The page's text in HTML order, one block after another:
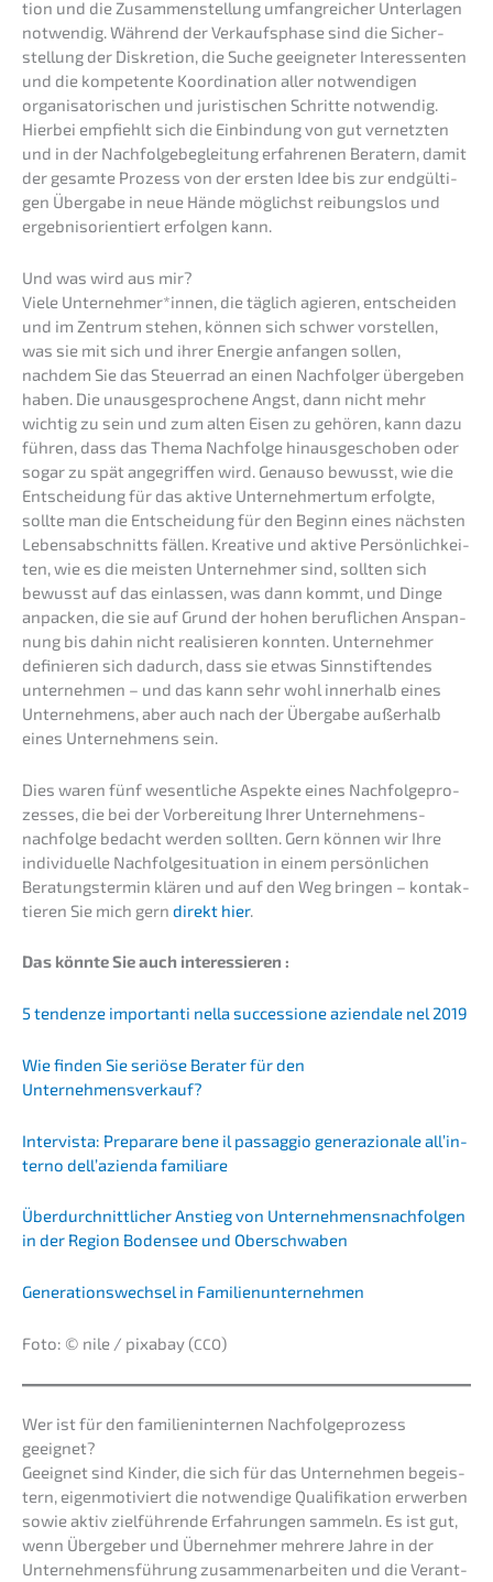
ti­on und die Zusam­men­stel­lung umfang­rei­cher Unter­la­gen
notwen­dig. Während der Verkaufs­pha­se sind die Sicher­
stel­lung der Diskre­ti­on, die Suche geeig­ne­ter Inter­es­sen­ten
und die kompe­ten­te Koordi­na­ti­on aller notwen­di­gen
organi­sa­to­ri­schen und juris­ti­schen Schrit­te notwen­dig.
Hierbei empfiehlt sich die Einbin­dung von gut vernetz­ten
und in der Nachfol­ge­be­glei­tung erfah­re­nen Beratern, damit
der gesam­te Prozess von der ersten Idee bis zur endgül­ti­
gen Überga­be in neue Hände möglichst reibungs­los und
ergeb­nis­ori­en­tiert erfol­gen kann.
Und was wird aus mir?
Viele Unternehmer*innen, die täglich agieren, entschei­den
und im Zentrum stehen, können sich schwer vorstel­len,
was sie mit sich und ihrer Energie anfan­gen sollen,
nachdem Sie das Steuer­rad an einen Nachfol­ger überge­ben
haben. Die unaus­ge­spro­che­ne Angst, dann nicht mehr
wichtig zu sein und zum alten Eisen zu gehören, kann dazu
führen, dass das Thema Nachfol­ge hinaus­ge­scho­ben oder
sogar zu spät angegrif­fen wird. Genau­so bewusst, wie die
Entschei­dung für das aktive Unter­neh­mer­tum erfolg­te,
sollte man die Entschei­dung für den Beginn eines nächs­ten
Lebens­ab­schnitts fällen. Kreati­ve und aktive Persön­lich­kei­
ten, wie es die meisten Unter­neh­mer sind, sollten sich
bewusst auf das einlas­sen, was dann kommt, und Dinge
anpacken, die sie auf Grund der hohen beruf­li­chen Anspan­
nung bis dahin nicht reali­sie­ren konnten. Unter­neh­mer
definie­ren sich dadurch, dass sie etwas Sinnstif­ten­des
unter­neh­men – und das kann sehr wohl inner­halb eines
Unter­neh­mens, aber auch nach der Überga­be außer­halb
eines Unter­neh­mens sein.
Dies waren fünf wesent­li­che Aspek­te eines Nachfol­ge­pro­
zes­ses, die bei der Vorbe­rei­tung Ihrer Unternehmens­
nachfolge bedacht werden sollten. Gern können wir Ihre
indivi­du­el­le Nachfol­ge­si­tua­ti­on in einem persön­li­chen
Beratungs­ter­min klären und auf den Weg bringen – kontak­
tie­ren Sie mich gern direkt hier.
Das könnte Sie auch interessieren :
5 tenden­ze importan­ti nella succes­sio­ne aziend­a­le nel 2019
Wie finden Sie seriö­se Berater für den
Unternehmensverkauf?
Inter­vis­ta: Prepara­re bene il passag­gio genera­zio­na­le all’in­
ter­no dell’a­zi­en­da familiare
Überdurch­nitt­li­cher Anstieg von Unter­neh­mens­nach­fol­gen
in der Region Boden­see und Oberschwaben
Generations­wechsel in Famili­en­un­ter­neh­men
Foto: © nile / pixabay (CCO)
Wer ist für den famili­en­in­ter­nen Nachfol­ge­pro­zess
geeignet?
Geeig­net sind Kinder, die sich für das Unter­neh­men begeis­
tern, eigen­mo­ti­viert die notwen­di­ge Quali­fi­ka­ti­on erwer­ben
sowie aktiv zielfüh­ren­de Erfah­run­gen sammeln. Es ist gut,
wenn Überge­ber und Überneh­mer mehre­re Jahre in der
Unter­neh­mens­füh­rung zusam­men­ar­bei­ten und die Verant­